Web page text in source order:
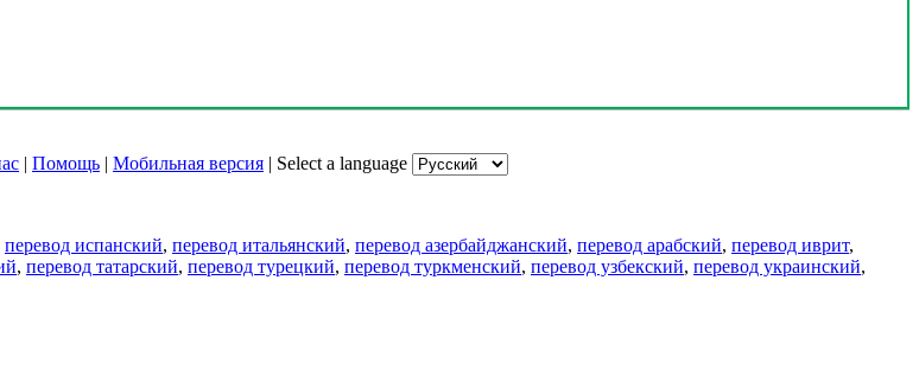
| Помощь | Мобильная версия | Select a language
перевод испанский, перевод итальянский, перевод азербайджанский, перевод арабский, перевод иврит,
, перевод татарский, перевод турецкий, перевод туркменский, перевод узбекский, перевод украинский,